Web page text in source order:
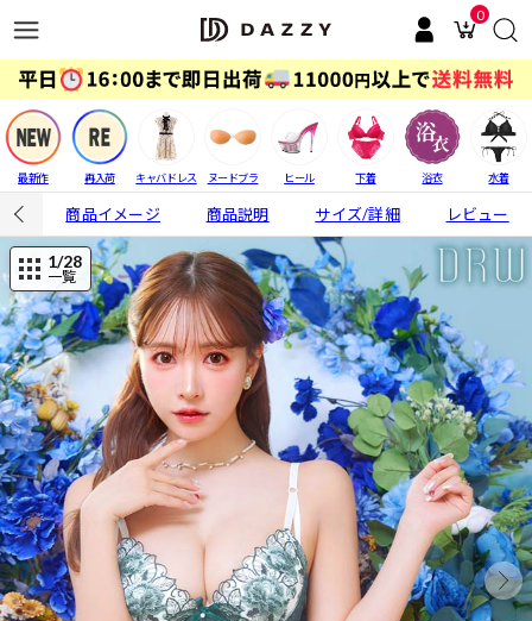
0
最新作 再入荷 キャバドレス ヌードブラ ヒール 下着 浴衣 水着
商品イメージ 商品説明 サイズ/詳細 レビュー
1/28
一覧